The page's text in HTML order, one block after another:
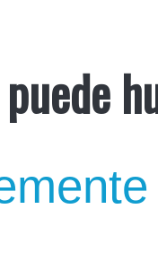
puede